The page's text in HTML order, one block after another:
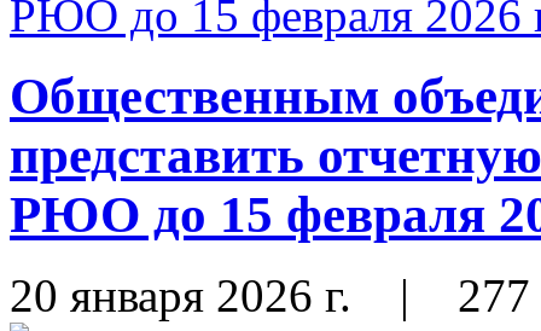
Общественным
представить
РЮО до 15 февраля
20 января 2026 г. | 277